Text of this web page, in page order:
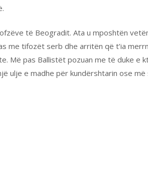
të Beogradit. Ata u mposhtën
me tifozët serb dhe arritën që t’ia
Më pas Ballistët pozuan me të duke e
ulje e madhe për kundërshtarin ose